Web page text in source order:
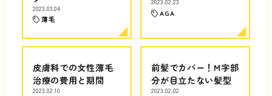
2023.03.04
薄毛
2023.02.23
AGA
皮膚科での女性薄毛
治療の費用と期間
2023.02.10
前髪でカバー！M字部
分が目立たない髪型
2023.02.02